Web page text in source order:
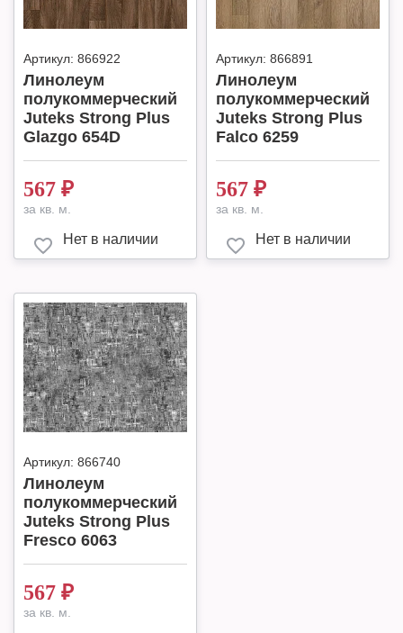
Артикул: 866922
Линолеум
полукоммерческий
Juteks Strong Plus
Glazgo 654D
567 ₽
за кв. м.
Нет в наличии
Артикул: 866891
Линолеум
полукоммерческий
Juteks Strong Plus
Falco 6259
567 ₽
за кв. м.
Нет в наличии
Артикул: 866740
Линолеум
полукоммерческий
Juteks Strong Plus
Fresco 6063
567 ₽
за кв. м.